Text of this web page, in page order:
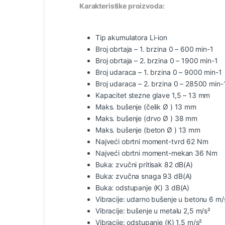
Karakteristike proizvoda:
Tip akumulatora Li-ion
Broj obrtaja – 1. brzina 0 – 600 min-1
Broj obrtaja – 2. brzina 0 – 1900 min-1
Broj udaraca – 1. brzina 0 – 9000 min-1
Broj udaraca – 2. brzina 0 – 28500 min-
Kapacitet stezne glave 1,5 – 13 mm
Maks. bušenje (čelik Ø ) 13 mm
Maks. bušenje (drvo Ø ) 38 mm
Maks. bušenje (beton Ø ) 13 mm
Najveći obrtni moment-tvrd 62 Nm
Najveći obrtni moment-mekan 36 Nm
Buka: zvučni pritisak 82 dB(A)
Buka: zvučna snaga 93 dB(A)
Buka: odstupanje (K) 3 dB(A)
Vibracije: udarno bušenje u betonu 6 m/
Vibracije: bušenje u metalu 2,5 m/s²
Vibracije: odstupanje (K) 1,5 m/s²